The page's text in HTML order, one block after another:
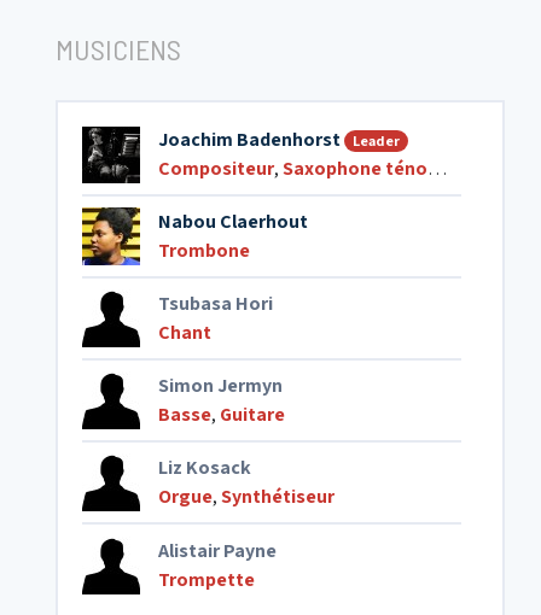
MUSICIENS
Joachim Badenhorst Leader
Compositeur,Saxophone ténor , Clarinette
Nabou Claerhout
Trombone
Tsubasa Hori
Chant
Simon Jermyn
Basse, Guitare
Liz Kosack
Orgue,Synthétiseur
Alistair Payne
Trompette